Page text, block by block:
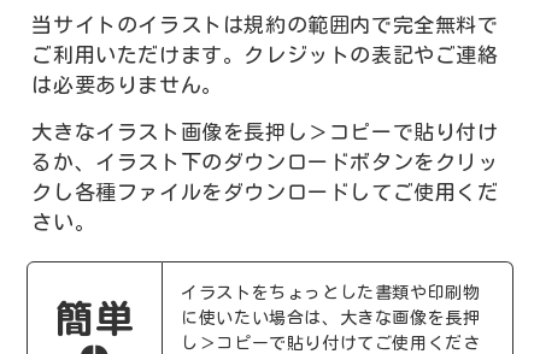
当サイトのイラストは規約の範囲内で完全無料で
ご利用いただけます。クレジットの表記やご連絡
は必要ありません。
大きなイラスト画像を長押し＞コピーで貼り付け
るか、イラスト下のダウンロードボタンをクリッ
クし各種ファイルをダウンロードしてご使用くだ
さい。
簡単
イラストをちょっとした書類や印刷物
に使いたい場合は、大きな画像を長押
し＞コピーで貼り付けてご使用くださ